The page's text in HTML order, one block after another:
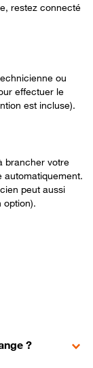
restez connecté
ou
effectuer le
est incluse).
brancher votre
automatiquement.
peut aussi
option).
?